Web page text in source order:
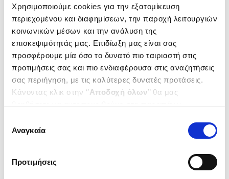
Χρησιμοποιούμε cookies για την εξατομίκευση
περιεχομένου και διαφημίσεων, την παροχή λειτουργιών
κοινωνικών μέσων και την ανάλυση της
επισκεψιμότητάς μας. Επιδίωξη μας είναι σας
προσφέρουμε μία όσο το δυνατό πιο ταιριαστή στις
προτιμήσεις σας και πιο ενδιαφέρουσα στις αναζητήσεις
σας περιήγηση, με τις καλύτερες δυνατές προτάσεις.
Κάνοντας κλικ στην ‘’Αποδοχή όλων’’ θα μας
ενδιαφέρουν και να επιλέξετε από τα παρακάτω με την
΄΄και να ενημερωθείτε σχετικά με
συγκατάθεσης
Αναγκαία
Προτιμήσεις